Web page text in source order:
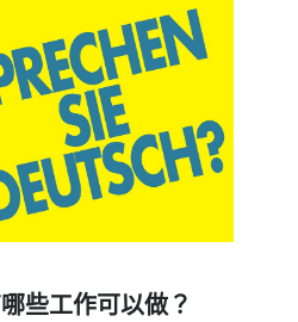
些工作可以做？